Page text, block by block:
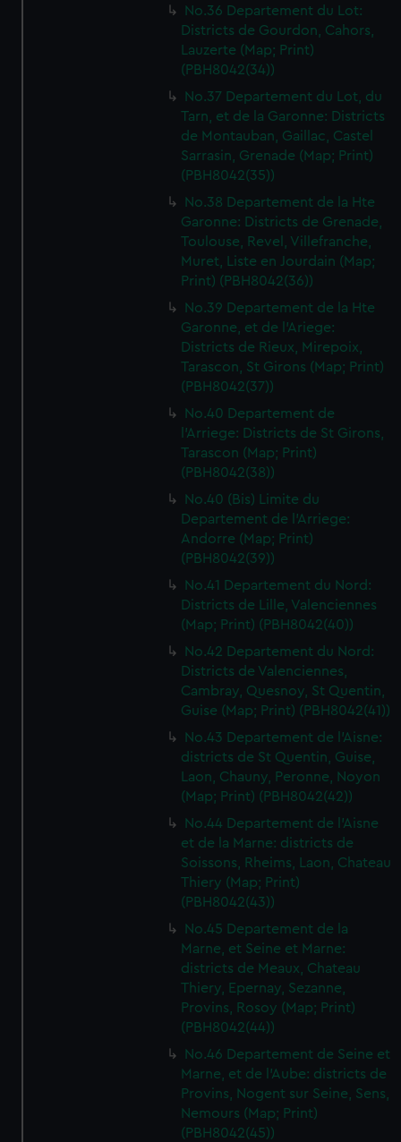
No.36 Departement du Lot:
Districts de Gourdon, Cahors,
Lauzerte (Map; Print)
(PBH8042(34))
No.37 Departement du Lot, du
Tarn, et de la Garonne: Districts
de Montauban, Gaillac, Castel
Sarrasin, Grenade (Map; Print)
(PBH8042(35))
No.38 Departement de la Hte
Garonne: Districts de Grenade,
Toulouse, Revel, Villefranche,
Muret, Liste en Jourdain (Map;
Print) (PBH8042(36))
No.39 Departement de la Hte
Garonne, et de l'Ariege:
Districts de Rieux, Mirepoix,
Tarascon, St Girons (Map; Print)
(PBH8042(37))
No.40 Departement de
l'Arriege: Districts de St Girons,
Tarascon (Map; Print)
(PBH8042(38))
No.40 (Bis) Limite du
Departement de l'Arriege:
Andorre (Map; Print)
(PBH8042(39))
No.41 Departement du Nord:
Districts de Lille, Valenciennes
(Map; Print) (PBH8042(40))
No.42 Departement du Nord:
Districts de Valenciennes,
Cambray, Quesnoy, St Quentin,
Guise (Map; Print) (PBH8042(41))
No.43 Departement de l'Aisne:
districts de St Quentin, Guise,
Laon, Chauny, Peronne, Noyon
(Map; Print) (PBH8042(42))
No.44 Departement de l'Aisne
et de la Marne: districts de
Soissons, Rheims, Laon, Chateau
Thiery (Map; Print)
(PBH8042(43))
No.45 Departement de la
Marne, et Seine et Marne:
districts de Meaux, Chateau
Thiery, Epernay, Sezanne,
Provins, Rosoy (Map; Print)
(PBH8042(44))
No.46 Departement de Seine et
Marne, et de l'Aube: districts de
Provins, Nogent sur Seine, Sens,
Nemours (Map; Print)
(PBH8042(45))